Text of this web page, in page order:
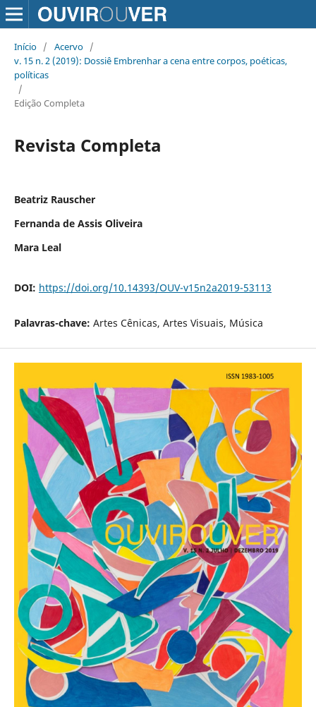
Início / Acervo /
v. 15 n. 2 (2019): Dossiê Embrenhar a cena entre corpos, poéticas,
políticas
/
Edição Completa
Revista Completa
Beatriz Rauscher
Fernanda de Assis Oliveira
Mara Leal
DOI: https://doi.org/10.14393/OUV-v15n2a2019-53113
Palavras-chave: Artes Cênicas, Artes Visuais, Música